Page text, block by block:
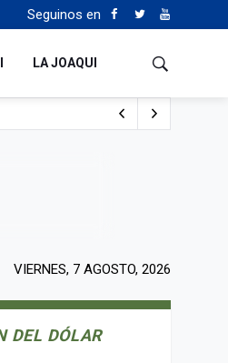
Seguinos en
LA JOAQUI
VIERNES, 7 AGOSTO, 2026
DEL DÓLAR